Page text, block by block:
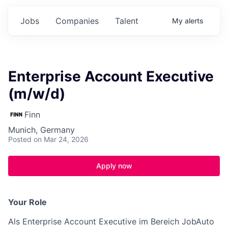
Jobs Companies Talent My alerts
Enterprise Account Executive
(m/w/d)
Finn
Munich, Germany
Posted on Mar 24, 2026
Apply now
Your Role
Als Enterprise Account Executive im Bereich JobAuto